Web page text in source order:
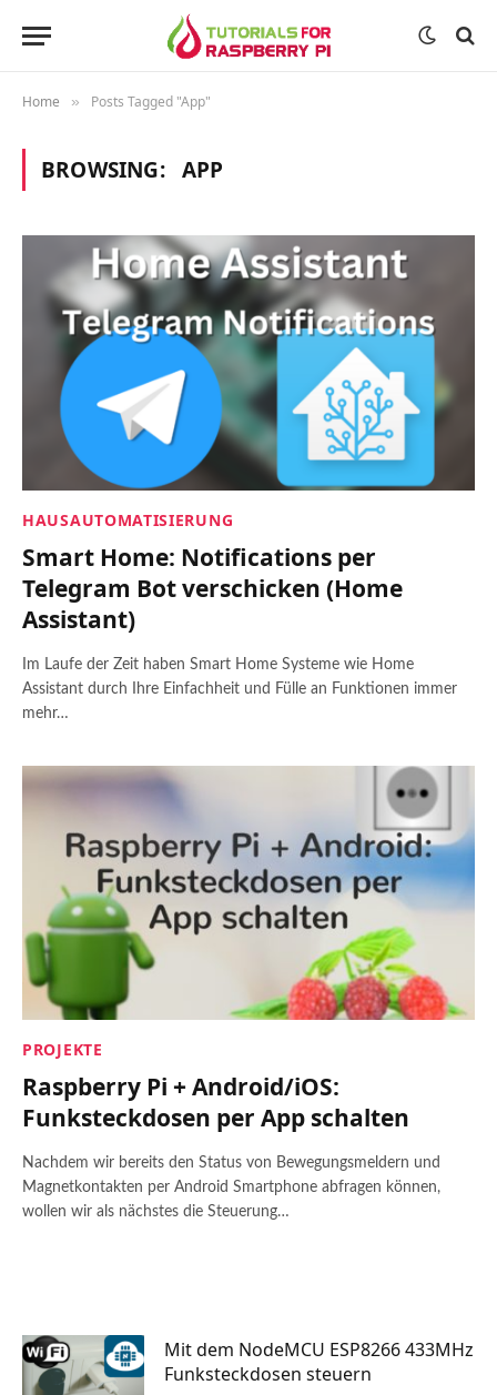
Home » Posts Tagged "App"
BROWSING: APP
HAUSAUTOMATISIERUNG
Smart Home: Notifications per
Telegram Bot verschicken (Home
Assistant)
Im Laufe der Zeit haben Smart Home Systeme wie Home
Assistant durch Ihre Einfachheit und Fülle an Funktionen immer
mehr…
PROJEKTE
Raspberry Pi + Android/iOS:
Funksteckdosen per App schalten
Nachdem wir bereits den Status von Bewegungsmeldern und
Magnetkontakten per Android Smartphone abfragen können,
wollen wir als nächstes die Steuerung…
Mit dem NodeMCU ESP8266 433MHz
Funksteckdosen steuern